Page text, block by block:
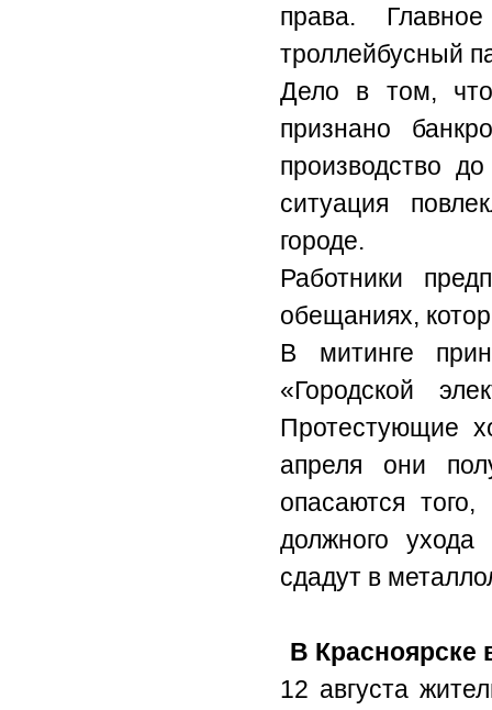
права.
троллейбусный
Дело в том, что
признано
производство
ситуация
городе.
Работники
обещаниях,
В митинге
«Городской
Протестующие
апреля они
опасаются того,
должного
сдадут в
В Красноярске
12 августа